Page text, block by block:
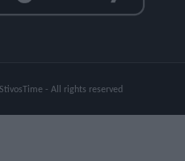
- All rights reserved